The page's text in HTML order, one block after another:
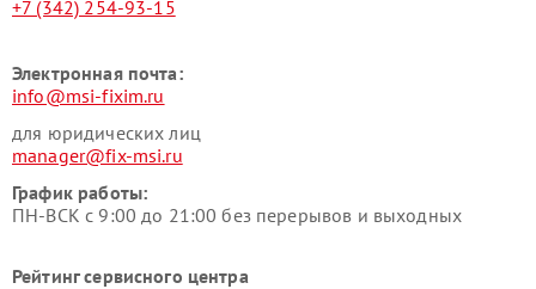
+7 (342) 254-93-15
Электронная почта:
info@msi-fixim.ru
для юридических лиц
manager@fix-msi.ru
График работы:
ПН-ВСК с 9:00 до 21:00 без перерывов и выходных
Рейтинг сервисного центра